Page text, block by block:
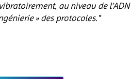
au niveau de
» des protocoles."